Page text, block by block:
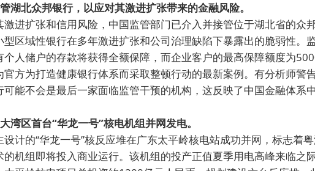
湖北众邦银行，以应对其激进扩张带来的金融风险。
激进扩张和信用风险，中国监管部门已介入并接管位于湖北省的众
型区域性银行在多年激进扩张和公司治理缺陷下暴露出的脆弱性。
个人储户的存款将获得全额保障，而企业客户的最高保障额度为
官方为打造健康银行体系而采取整顿行动的最新案例。有分析师警
可能不会是最后一家面临监管干预的机构，这反映了中国金融体系
湾区首台“华龙一号”核电机组并网发电。
设计的“华龙一号”核反应堆在广东太平岭核电站成功并网，标志着
的机组即将投入商业运行。该机组的投产正值夏季用电高峰来临之